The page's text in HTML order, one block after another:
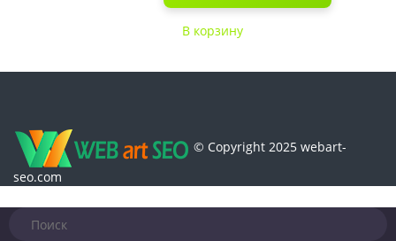
В корзину
© Copyright 2025 webart-
seo.com